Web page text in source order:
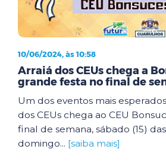
10/06/2024, às 10:58
Arraiá dos CEUs chega a
grande festa no final de
Um dos eventos mais
dos CEUs chega ao CEU
final de semana, sábado (15) das
domingo... [saiba mais]